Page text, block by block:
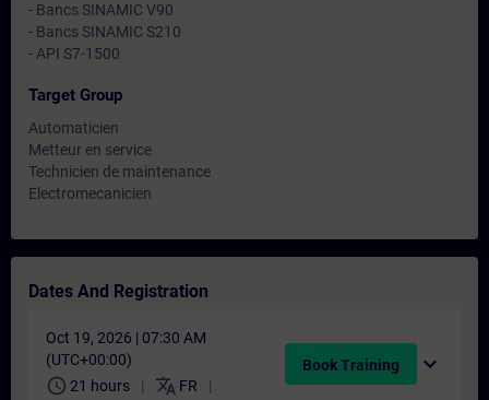
- Bancs SINAMIC V90
- Bancs SINAMIC S210
- API S7-1500
Target Group
Automaticien
Metteur en service
Technicien de maintenance
Electromecanicien
Dates And Registration
Oct 19, 2026 | 07:30 AM
(UTC+00:00)
schedule 21 hours translate FR
Book Training expand_more